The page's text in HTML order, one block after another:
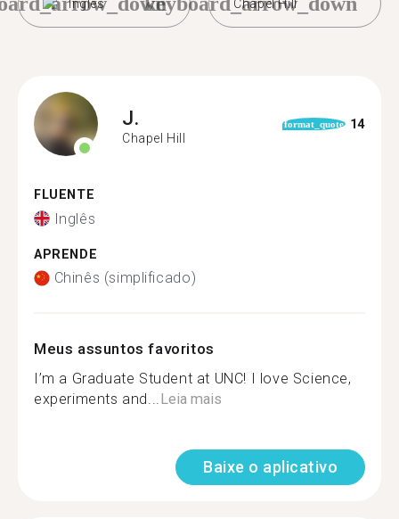
Inglês Chapel Hill
J.
Chapel Hill
format_quote 14
FLUENTE
Inglês
APRENDE
Chinês (simplificado)
Meus assuntos favoritos
I’m a Graduate Student at UNC! I love Science,
experiments and...Leia mais
Baixe o aplicativo